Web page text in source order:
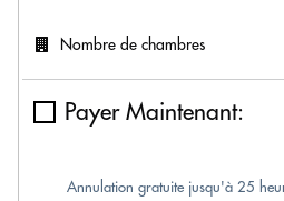
Nombre de chambres
Payer Maintenant:
Annulation gratuite jusqu'à 25